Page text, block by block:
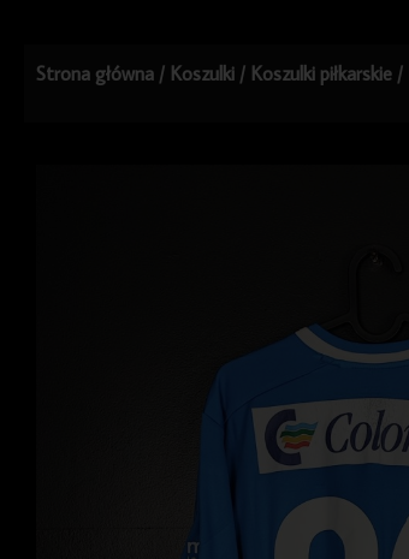
Strona główna / Koszulki / Koszulki piłkarskie /